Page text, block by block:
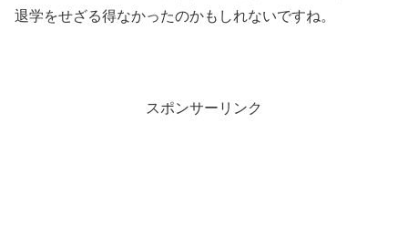
退学をせざる得なかったのかもしれないですね。
スポンサーリンク